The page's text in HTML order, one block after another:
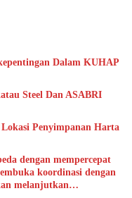
Dalam KUHAP
Steel Dan ASABRI
Penyimpanan Harta
dengan mempercepat
koordinasi dengan
melanjutkan